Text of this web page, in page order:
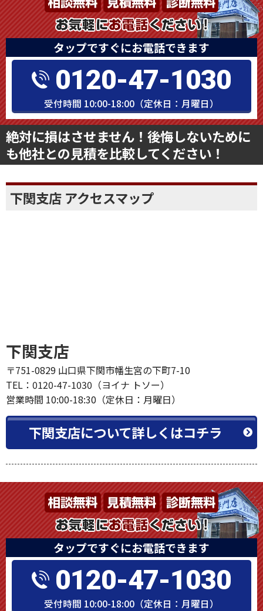
タップですぐにお電話できます
0120-47-1030
受付時間 10:00-18:00（定休日：月曜日）
絶対に損はさせません！後悔しないために
も他社との見積を比較してください！
下関支店 アクセスマップ
下関支店
〒751-0829 山口県下関市幡生宮の下町7-10
TEL：0120-47-1030（ヨイナ トソー）
営業時間 10:00-18:30（定休日：月曜日）
下関支店について詳しくはコチラ
タップですぐにお電話できます
0120-47-1030
受付時間 10:00-18:00（定休日：月曜日）